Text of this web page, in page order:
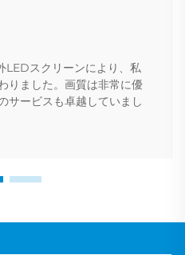
LEDスクリーンにより、私
りました。画質は非常に優
サービスも卓越していまし